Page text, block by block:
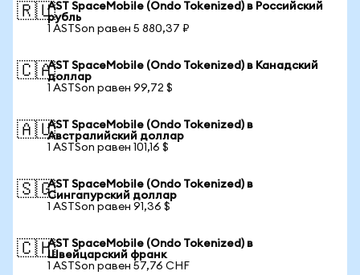
🇷🇺AST SpaceMobile (Ondo Tokenized) в Российский
рубль
1 ASTSon равен 5 880,37 ₽
🇨🇦AST SpaceMobile (Ondo Tokenized) в Канадский
доллар
1 ASTSon равен 99,72 $
🇦🇺AST SpaceMobile (Ondo Tokenized) в
Австралийский доллар
1 ASTSon равен 101,16 $
🇸🇬AST SpaceMobile (Ondo Tokenized) в
Сингапурский доллар
1 ASTSon равен 91,36 $
🇨🇭AST SpaceMobile (Ondo Tokenized) в
Швейцарский франк
1 ASTSon равен 57,76 CHF